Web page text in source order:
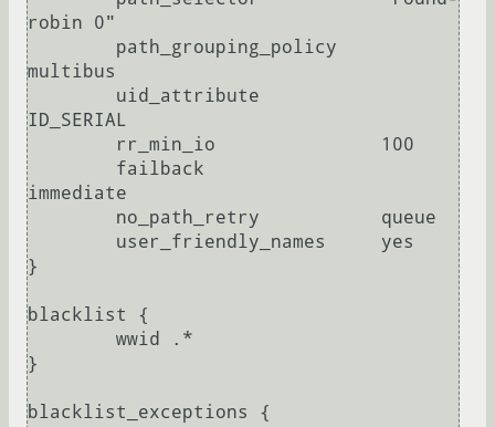
robin 0"
multibus
ID_SERIAL
immediate
}
blacklist {
}
blacklist_exceptions {